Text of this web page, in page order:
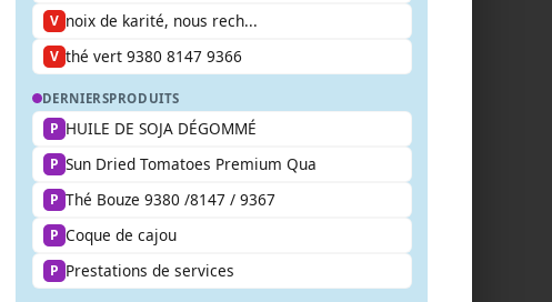
V noix de karité, nous rech...
V thé vert 9380 8147 9366
DERNIERSPRODUITS
P HUILE DE SOJA DÉGOMMÉ
P Sun Dried Tomatoes Premium Qua
P Thé Bouze 9380 /8147 / 9367
P Coque de cajou
P Prestations de services